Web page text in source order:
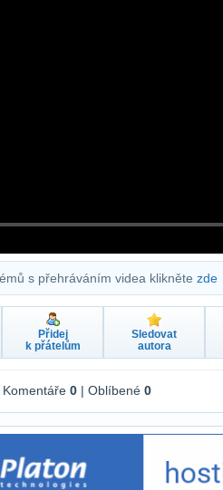
s přehráváním videa klikněte zde
Přidej
k přátelům
Sledovat
autora
Komentáře 0 | Oblíbené 0